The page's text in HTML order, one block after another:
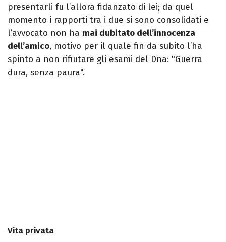
presentarli fu l’allora fidanzato di lei; da quel
momento i rapporti tra i due si sono consolidati e
l’avvocato non ha mai dubitato dell’innocenza
dell’amico, motivo per il quale fin da subito l’ha
spinto a non rifiutare gli esami del Dna: "Guerra
dura, senza paura".
Vita privata